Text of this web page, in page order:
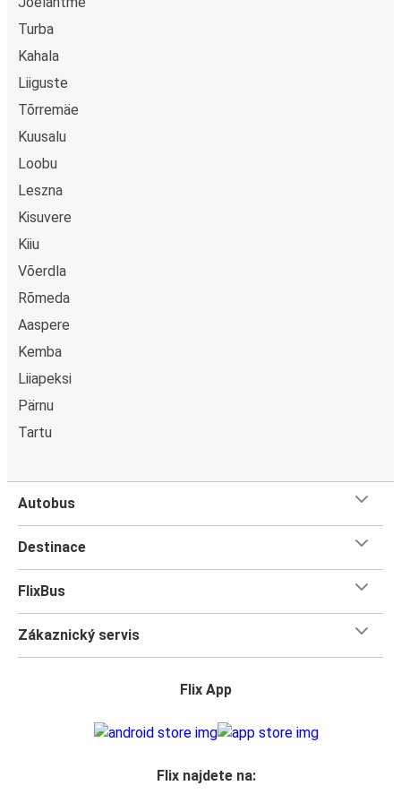
Turba
Kahala
Liiguste
Tõrremäe
Kuusalu
Loobu
Leszna
Kisuvere
Kiiu
Võerdla
Rõmeda
Aaspere
Kemba
Liiapeksi
Pärnu
Tartu
Autobus
Destinace
FlixBus
Zákaznický servis
Flix App
Flix najdete na: